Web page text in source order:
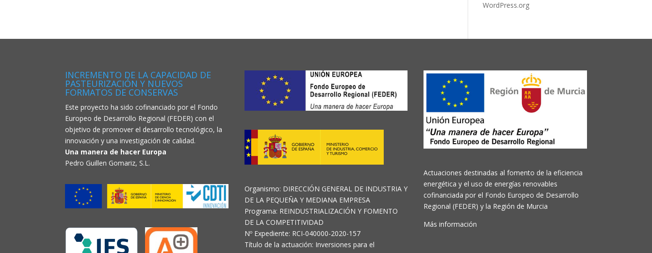
WordPress.org
INCREMENTO DE LA CAPACIDAD DE
PASTEURIZACIÓN Y NUEVOS
FORMATOS DE CONSERVAS
Este proyecto ha sido cofinanciado por el Fondo
Europeo de Desarrollo Regional (FEDER) con el
objetivo de promover el desarrollo tecnológico, la
innovación y una investigación de calidad.
Una manera de hacer Europa
Pedro Guillen Gomariz, S.L.
Organismo: DIRECCIÓN GENERAL DE INDUSTRIA Y
DE LA PEQUEÑA Y MEDIANA EMPRESA
Programa: REINDUSTRIALIZACIÓN Y FOMENTO
DE LA COMPETITIVIDAD
Nº Expediente: RCI-040000-2020-157
Título de la actuación: Inversiones para el
Actuaciones destinadas al fomento de la eficiencia
energética y el uso de energías renovables
cofinanciada por el Fondo Europeo de Desarrollo
Regional (FEDER) y la Región de Murcia
Más información